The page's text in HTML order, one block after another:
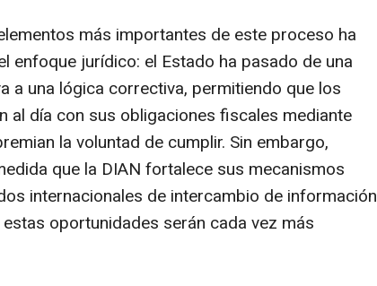
más importantes de este proceso ha
enfoque jurídico: el Estado ha pasado de una
a una lógica correctiva, permitiendo que los
al día con sus obligaciones fiscales mediante
la voluntad de cumplir. Sin embargo,
que la DIAN fortalece sus mecanismos
internacionales de intercambio de información
oportunidades serán cada vez más